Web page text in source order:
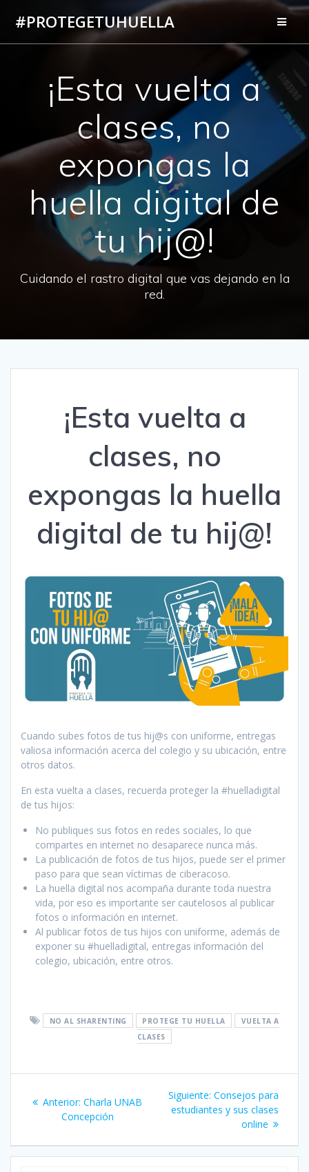
Saltar
#PROTEGETUHUELLA
¡Esta vuelta a
clases, no
expongas la
huella digital de
tu hij@!
Cuidando el rastro digital que vas dejando en la
red.
¡Esta vuelta a
clases, no
expongas la huella
digital de tu hij@!
Cuando subes fotos de tus hij@s con uniforme, entregas
valiosa información acerca del colegio y su ubicación, entre
otros datos.
En esta vuelta a clases, recuerda proteger la #huelladigital
de tus hijos:
No publiques sus fotos en redes sociales, lo que
compartes en internet no desaparece nunca más.
La publicación de fotos de tus hijos, puede ser el primer
paso para que sean víctimas de ciberacoso.
La huella digital nos acompaña durante toda nuestra
vida, por eso es importante ser cautelosos al publicar
fotos o información en internet.
Al publicar fotos de tus hijos con uniforme, además de
exponer su #huelladigital, entregas información del
colegio, ubicación, entre otros.
NO AL SHARENTING PROTEGE TU HUELLA
VUELTA A
CLASES
entradas
Anterior: Entrada
anterior:
Charla UNAB
Concepción
Siguiente: Siguiente
entrada:
Consejos para
estudiantes y sus clases
online